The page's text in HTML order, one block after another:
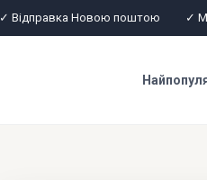
✓ Відправка Новою поштою ✓